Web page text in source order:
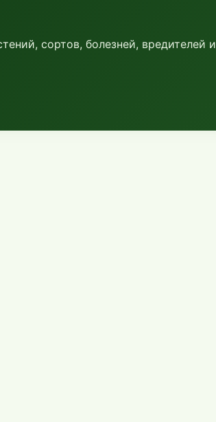
сортов, болезней, вредителей и